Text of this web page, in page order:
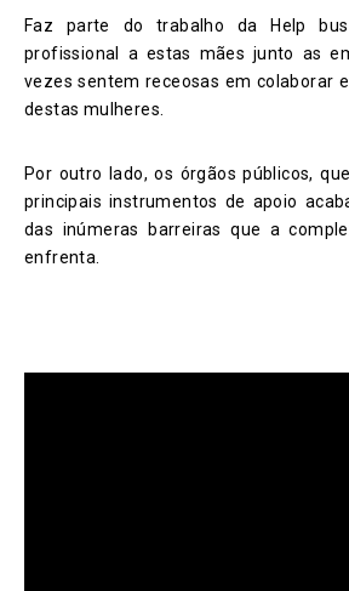
Faz parte do trabalho da Help
profissional a estas mães junto as
vezes sentem receosas em colaborar
destas mulheres.
Por outro lado, os órgãos públicos,
principais instrumentos de apoio
das inúmeras barreiras que a
enfrenta.